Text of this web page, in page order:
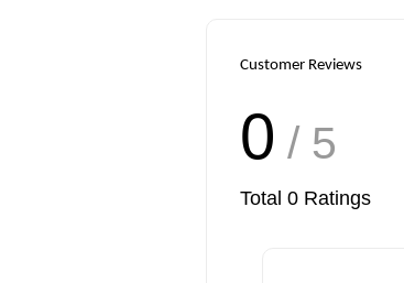
Customer Reviews
0 / 5
Total 0 Ratings